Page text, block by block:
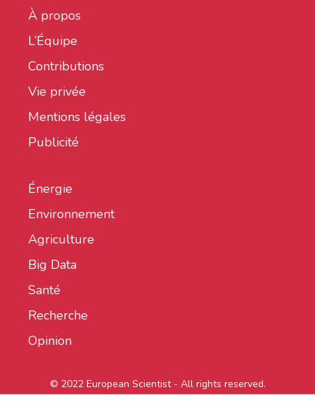
À propos
L’Équipe
Contributions
Vie privée
Mentions légales
Publicité
Énergie
Environnement
Agriculture
Big Data
Santé
Recherche
Opinion
© 2022 European Scientist - All rights reserved.